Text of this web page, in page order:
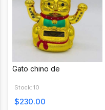
Gato chino de
Stock: 10
$230.00